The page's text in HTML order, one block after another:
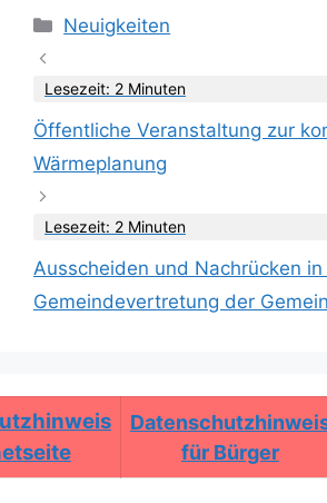
Kategorien
Neuigkeiten
Lesezeit: 2 Minuten
Öffentliche Veranstaltung zur
Wärmeplanung
Lesezeit: 2 Minuten
Ausscheiden und Nachrücken in
Gemeindevertretung der
für Bürger